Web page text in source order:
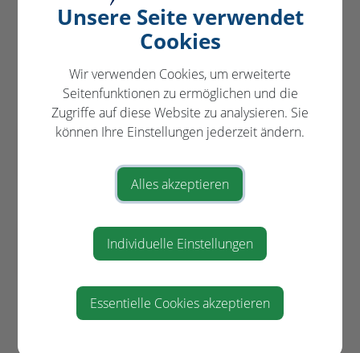
VERANSTALTUNGEN
in und um St. Pantaleon-Erla
AUG "SO A SCHENA TOG"-
Sportplatz Stein
11:00
BESICHTIGUNG UND FÜHRUNG
DER ARCHÄOLOGISCHEN
GRABUNG STEIN
am Ortsende von St. Pantaleon -
Steinerstraße
10:00
Unsere Seite verwendet
Cookies
Wir verwenden Cookies, um erweiterte
Seitenfunktionen zu ermöglichen und die
Zugriffe auf diese Website zu analysieren. Sie
können Ihre Einstellungen jederzeit ändern.
Alles akzeptieren
Individuelle Einstellungen
Essentielle Cookies akzeptieren